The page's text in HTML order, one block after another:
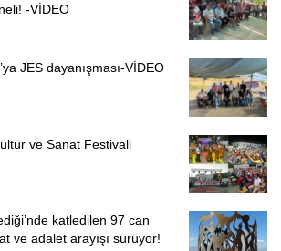
-VİDEO
JES dayanışması-VİDEO
ve Sanat Festivali
katledilen 97 can
ve adalet arayışı sürüyor!